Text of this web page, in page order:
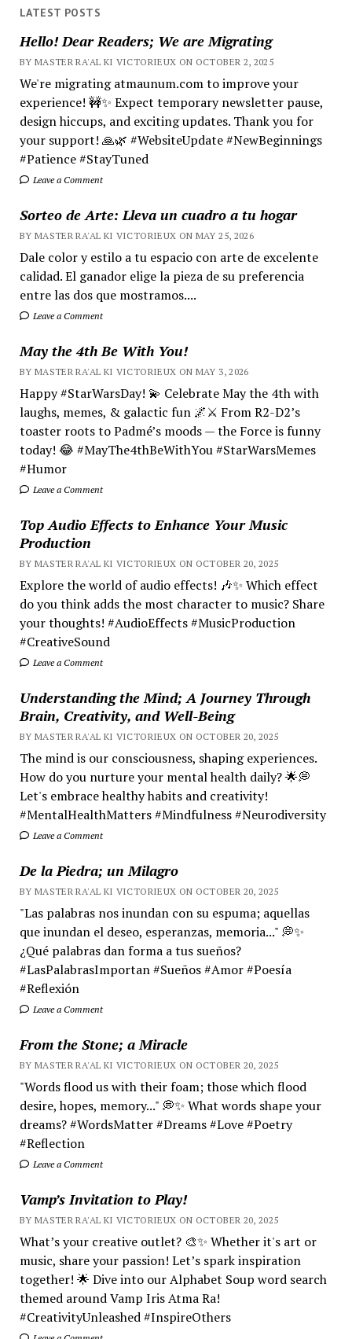
LATEST POSTS
Hello! Dear Readers; We are Migrating
BY MASTER RA'AL KI VICTORIEUX ON OCTOBER 2, 2025
We're migrating atmaunum.com to improve your
experience! 🚧✨ Expect temporary newsletter pause,
design hiccups, and exciting updates. Thank you for
your support! 🙏🌿 #WebsiteUpdate #NewBeginnings
#Patience #StayTuned
Leave a Comment
Sorteo de Arte: Lleva un cuadro a tu hogar
BY MASTER RA'AL KI VICTORIEUX ON MAY 25, 2026
Dale color y estilo a tu espacio con arte de excelente
calidad. El ganador elige la pieza de su preferencia
entre las dos que mostramos....
Leave a Comment
May the 4th Be With You!
BY MASTER RA'AL KI VICTORIEUX ON MAY 3, 2026
Happy #StarWarsDay! 💫 Celebrate May the 4th with
laughs, memes, & galactic fun 🌌⚔️ From R2-D2’s
toaster roots to Padmé’s moods — the Force is funny
today! 😂 #MayThe4thBeWithYou #StarWarsMemes
#Humor
Leave a Comment
Top Audio Effects to Enhance Your Music
Production
BY MASTER RA'AL KI VICTORIEUX ON OCTOBER 20, 2025
Explore the world of audio effects! 🎶✨ Which effect
do you think adds the most character to music? Share
your thoughts! #AudioEffects #MusicProduction
#CreativeSound
Leave a Comment
Understanding the Mind; A Journey Through
Brain, Creativity, and Well-Being
BY MASTER RA'AL KI VICTORIEUX ON OCTOBER 20, 2025
The mind is our consciousness, shaping experiences.
How do you nurture your mental health daily? 🌟💭
Let's embrace healthy habits and creativity!
#MentalHealthMatters #Mindfulness #Neurodiversity
Leave a Comment
De la Piedra; un Milagro
BY MASTER RA'AL KI VICTORIEUX ON OCTOBER 20, 2025
"Las palabras nos inundan con su espuma; aquellas
que inundan el deseo, esperanzas, memoria..." 💭✨
¿Qué palabras dan forma a tus sueños?
#LasPalabrasImportan #Sueños #Amor #Poesía
#Reflexión
Leave a Comment
From the Stone; a Miracle
BY MASTER RA'AL KI VICTORIEUX ON OCTOBER 20, 2025
"Words flood us with their foam; those which flood
desire, hopes, memory..." 💭✨ What words shape your
dreams? #WordsMatter #Dreams #Love #Poetry
#Reflection
Leave a Comment
Vamp’s Invitation to Play!
BY MASTER RA'AL KI VICTORIEUX ON OCTOBER 20, 2025
What’s your creative outlet? 🎨✨ Whether it's art or
music, share your passion! Let’s spark inspiration
together! 🌟 Dive into our Alphabet Soup word search
themed around Vamp Iris Atma Ra!
#CreativityUnleashed #InspireOthers